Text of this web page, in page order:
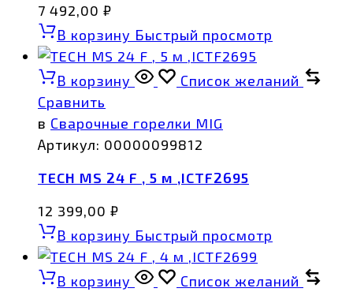
7 492,00 ₽
В корзину Быстрый просмотр
В корзину
Список желаний
Сравнить
в Сварочные горелки MIG
Артикул: 00000099812
TECH MS 24 F , 5 м ,ICTF2695
12 399,00 ₽
В корзину Быстрый просмотр
В корзину
Список желаний